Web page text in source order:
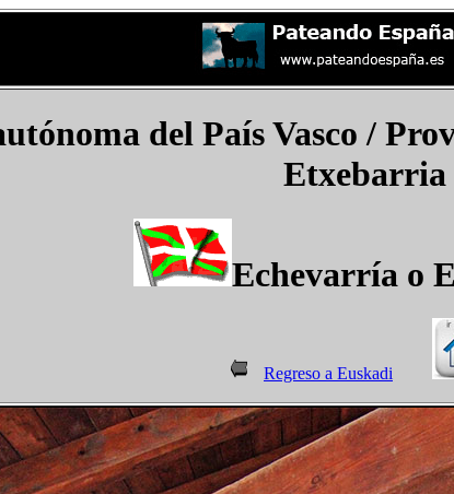
del País Vasco /
Etxebarria
Echevarría o
Regreso a Euskadi